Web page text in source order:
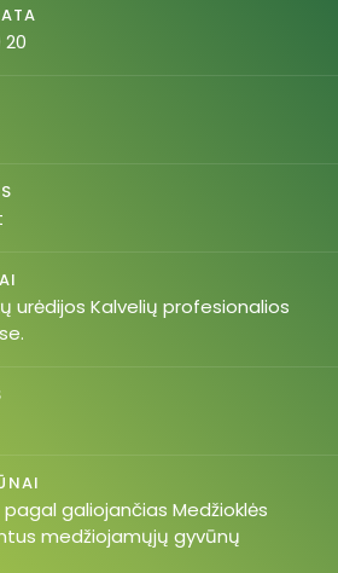
20
urėdijos Kalvelių profesionalios
galiojančias Medžioklės
medžiojamųjų gyvūnų